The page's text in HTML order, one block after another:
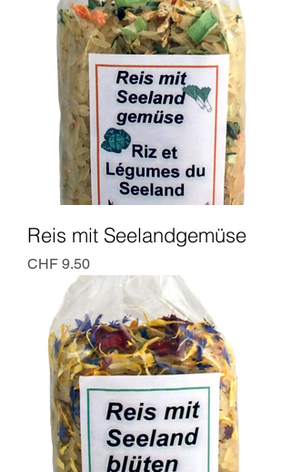
Reis mit Seelandgemüse
Preis
CHF 9.50